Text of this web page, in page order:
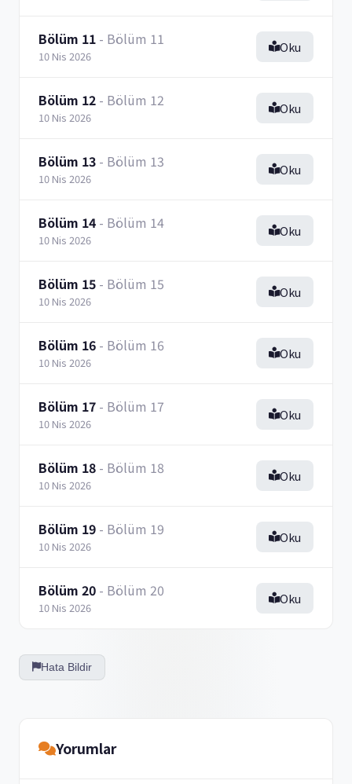
Bölüm 11 - Bölüm 11
10 Nis 2026
Oku
Bölüm 12 - Bölüm 12
10 Nis 2026
Oku
Bölüm 13 - Bölüm 13
10 Nis 2026
Oku
Bölüm 14 - Bölüm 14
10 Nis 2026
Oku
Bölüm 15 - Bölüm 15
10 Nis 2026
Oku
Bölüm 16 - Bölüm 16
10 Nis 2026
Oku
Bölüm 17 - Bölüm 17
10 Nis 2026
Oku
Bölüm 18 - Bölüm 18
10 Nis 2026
Oku
Bölüm 19 - Bölüm 19
10 Nis 2026
Oku
Bölüm 20 - Bölüm 20
10 Nis 2026
Oku
Hata Bildir
Yorumlar